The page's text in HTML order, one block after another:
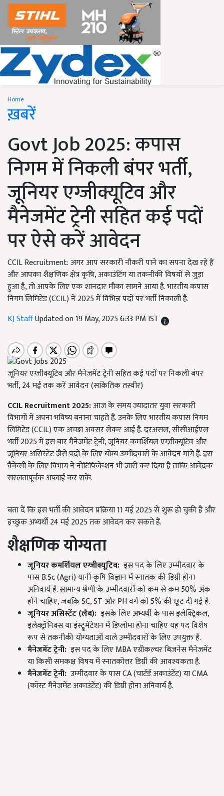
Home
ख़बरें
Govt Job 2025: कपास
निगम में निकली बंपर भर्ती,
जूनियर एग्जीक्यूटिव और
मैनेजमेंट ट्रेनी सहित कई पदों
पर ऐसे करें आवेदन
CCIL Recruitment: अगर आप सरकारी नौकरी पाने का सपना देख रहे हैं
और आपका शैक्षणिक क्षेत्र कृषि, अकाउंटिंग या तकनीकी विषयों से जुड़ा
हुआ है, तो आपके लिए एक शानदार मौका सामने आया है. भारतीय कपास
निगम लिमिटेड (CCIL) ने 2025 में विभिन्न पदों पर भर्ती निकाली है.
KJ StaffUpdated on 19 May, 2025 6:33 PM IST
जूनियर एग्जीक्यूटिव और मैनेजमेंट ट्रेनी सहित कई पदों पर निकली बंपर
भर्ती, 24 मई तक करें आवेदन (सांकेतिक तस्वीर)
CCIL Recruitment 2025:आज के समय ज्यादातर युवा सरकारी
विभागों में अपना भविष्य बनाना चाहते हैं. उनके लिए भारतीय कपास निगम
लिमिटेड (CCIL) एक अच्छा अवसर लेकर आई है. दरअसल, सीसीआईएल
भर्ती 2025 में इस बार मैनेजमेंट ट्रेनी, जूनियर कमर्शियल एग्जीक्यूटिव और
जूनियर असिस्टेंट जैसे पदों के लिए योग्य उम्मीदवारों के आवेदन मांगे हैं. इस
वैकेंसी के लिए विभाग ने नोटिफिकेशन भी जारी कर दिया है ताकि आवेदक
सरलतापूर्वक अप्लाई कर सकें.
बता दें कि इस भर्ती की आवेदन प्रक्रिया 11 मई 2025 से शुरू हो चुकी है और
इच्छुक अभ्यर्थी 24 मई 2025 तक आवेदन कर सकते हैं.
शैक्षणिक योग्यता
जूनियर कमर्शियल एग्जीक्यूटिव: इस पद के लिए उम्मीदवार के
पास B.Sc (Agri) यानी कृषि विज्ञान में स्नातक की डिग्री होना
अनिवार्य है. सामान्य श्रेणी के उम्मीदवारों को कम से कम 50% अंक
होने चाहिए, जबकि SC, ST और PH वर्ग को 5% की छूट दी गई है.
जूनियर असिस्टेंट (लैब): इसके लिए अभ्यर्थी के पास इलेक्ट्रिकल,
इलेक्ट्रॉनिक्स या इंस्ट्रूमेंटेशन में डिप्लोमा होना चाहिए यह पद विशेष
रूप से तकनीकी योग्यताओं वाले उम्मीदवारों के लिए उपयुक्त है.
मैनेजमेंट ट्रेनी: इस पद के लिए MBA एग्रीकल्चर बिजनेस मैनेजमेंट
या किसी समकक्ष विषय में स्नातकोत्तर डिग्री की आवश्यकता है.
मैनेजमेंट ट्रेनी: उम्मीदवार के पास CA (चार्टर्ड अकाउंटेंट) या CMA
(कॉस्ट मैनेजमेंट अकाउंटेंट) की डिग्री होना अनिवार्य है.